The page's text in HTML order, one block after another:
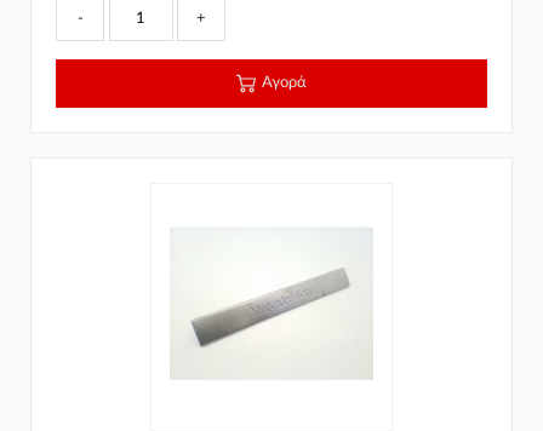
- +
Αγορά